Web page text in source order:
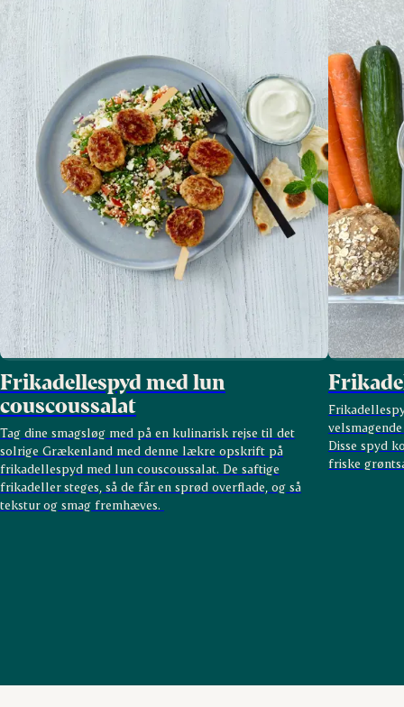
Frikadellespyd med lun
couscoussalat
Tag dine smagsløg med på en kulinarisk rejse til det
solrige Grækenland med denne lækre opskrift på
frikadellespyd med lun couscoussalat. De saftige
frikadeller steges, så de får en sprød overflade, og så
tekstur og smag fremhæves.
Disse spyd
friske